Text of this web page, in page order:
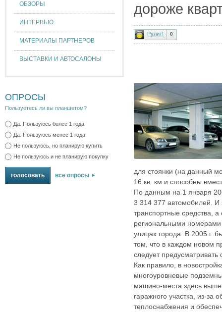
+ ДОБАВИТЬ КОМПАНИЮ
ОБЗОРЫ
ИНТЕРВЬЮ
МАТЕРИАЛЫ ПАРТНЕРОВ
ВЫСТАВКИ И АВТОСАЛОНЫ
ОПРОСЫ
Пользуетесь ли вы планшетом?
Да. Пользуюсь более 1 года
Да. Пользуюсь менее 1 года
Не пользуюсь, но планирую купить
Не пользуюсь и не планирую покупку
все опросы
дороже
Рулит! 0
для стоянки (на данный
16 кв. км и способны
По данным на 1 января
3 314 377 автомобилей. И
транспортные средства,
региональными номерами
улицах города. В 2005 г.
том, что в каждом новом
следует предусматривать
Как правило, в
многоуровневые
машино-места здесь
гаражного участка, из-за
теплоснабжения и